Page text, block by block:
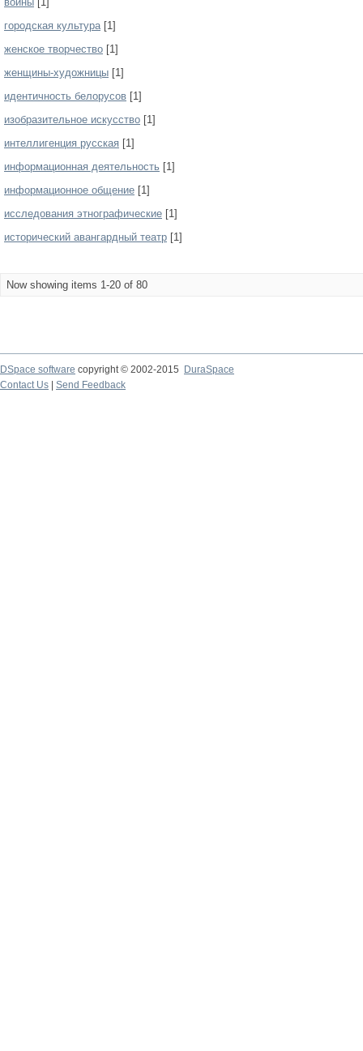
городская культура[1]
женское творчество [1]
женщины-художницы [1]
идентичность белорусов [1]
изобразительное искусство [1]
интеллигенция русская [1]
информационная деятельность [1]
информационное общение [1]
исследования этнографические [1]
исторический авангардный театр [1]
Now showing items 1-20 of 80
DSpace software copyright © 2002-2015
DuraSpace
Contact Us
Send Feedback